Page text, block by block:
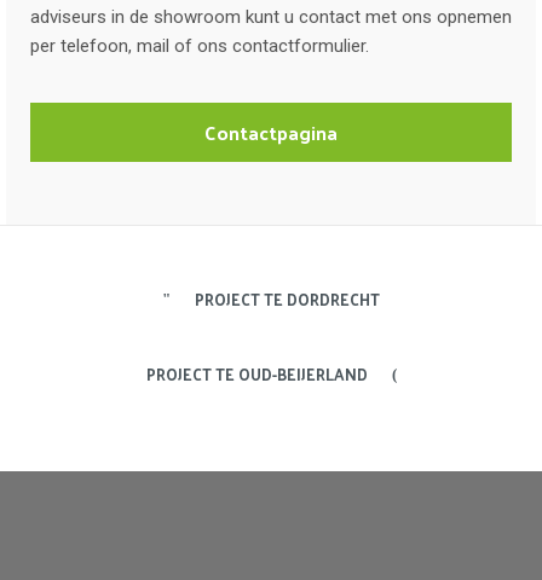
adviseurs in de showroom kunt u contact met ons opnemen
per telefoon, mail of ons contactformulier.
Contactpagina
PROJECT TE DORDRECHT
PROJECT TE OUD-BEIJERLAND